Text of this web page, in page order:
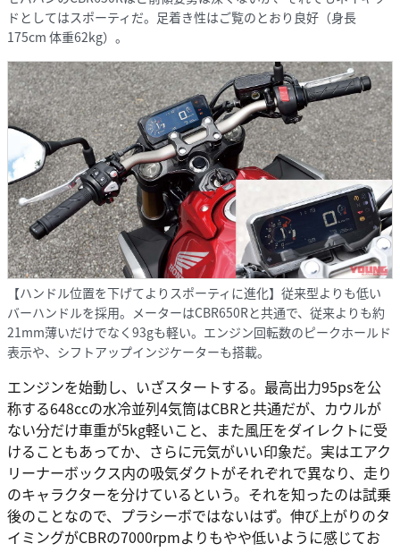
ドとしてはスポーティだ。足着き性はご覧のとおり良好（身長
175cm 体重62kg）。
【ハンドル位置を下げてよりスポーティに進化】従来型よりも低い
バーハンドルを採用。メーターはCBR650Rと共通で、従来よりも約
21mm薄いだけでなく93gも軽い。エンジン回転数のピークホールド
表示や、シフトアップインジケーターも搭載。
エンジンを始動し、いざスタートする。最高出力95psを公
称する648ccの水冷並列4気筒はCBRと共通だが、カウルが
ない分だけ車重が5kg軽いこと、また風圧をダイレクトに受
けることもあってか、さらに元気がいい印象だ。実はエアク
リーナーボックス内の吸気ダクトがそれぞれで異なり、走り
のキャラクターを分けているという。それを知ったのは試乗
後のことなので、プラシーボではないはず。伸び上がりのタ
イミングがCBRの7000rpmよりもやや低いように感じてお